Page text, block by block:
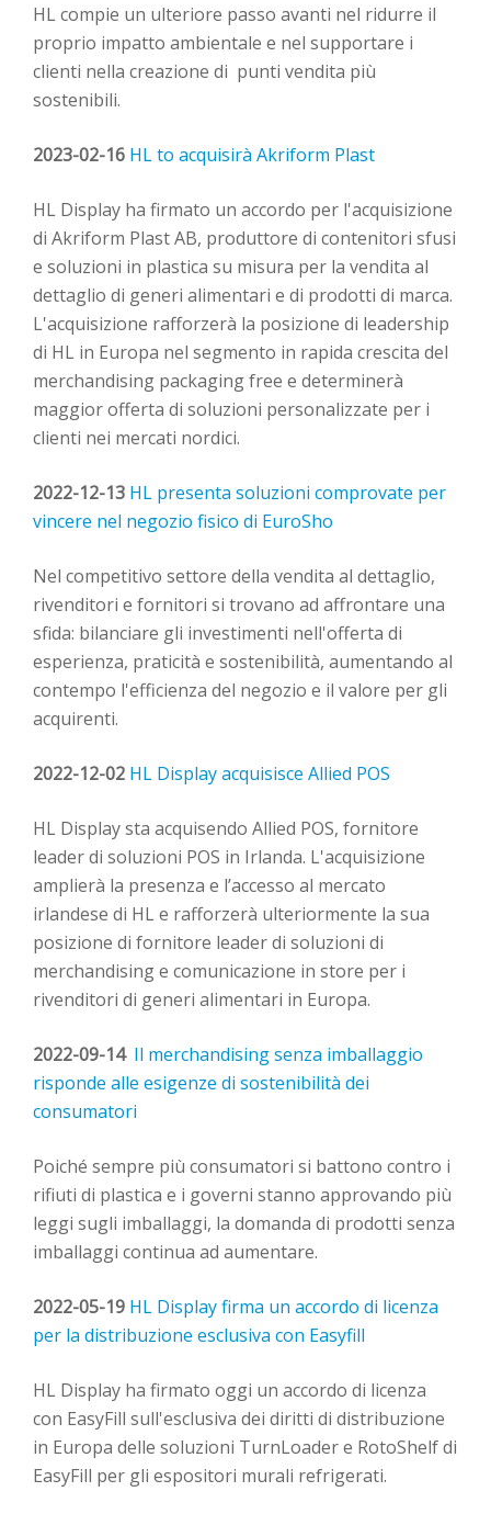
HL compie un ulteriore passo avanti nel ridurre il
proprio impatto ambientale e nel supportare i
clienti nella creazione di punti vendita più
sostenibili.
2023-02-16 HL to acquisirà Akriform Plast
HL Display ha firmato un accordo per l'acquisizione
di Akriform Plast AB, produttore di contenitori sfusi
e soluzioni in plastica su misura per la vendita al
dettaglio di generi alimentari e di prodotti di marca.
L'acquisizione rafforzerà la posizione di leadership
di HL in Europa nel segmento in rapida crescita del
merchandising packaging free e determinerà
maggiorofferta di soluzioni personalizzate per i
clienti nei mercati nordici.
2022-12-13 HL presenta soluzioni comprovate per
vincere nel negozio fisico di EuroSho
Nel competitivo settore della vendita al dettaglio,
rivenditori e fornitori si trovano ad affrontare una
sfida: bilanciare gli investimenti nell'offerta di
esperienza, praticità e sostenibilità, aumentando al
contempo l'efficienza del negozio e il valore per gli
acquirenti.
2022-12-02 HL Display acquisisce Allied POS
HL Display sta acquisendo Allied POS, fornitore
leader di soluzioni POS in Irlanda. L'acquisizione
amplierà la presenza e l’accesso al mercato
irlandese di HLe rafforzerà ulteriormente la sua
posizione di fornitore leader di soluzioni di
merchandising e comunicazione in store per i
rivenditori di generi alimentari in Europa.
2022-09-14 Il merchandising senza imballaggio
risponde alle esigenze di sostenibilità dei
consumatori
Poiché sempre più consumatori si battono contro i
rifiuti di plastica e i governi stanno approvando più
leggi sugli imballaggi, la domanda di prodotti senza
imballaggi continua ad aumentare.
2022-05-19 HL Display firma un accordo di licenza
per la distribuzione esclusiva con Easyfill
HL Display ha firmato oggi un accordo di licenza
con EasyFill sull'esclusiva dei diritti di distribuzione
in Europa delle soluzioni TurnLoader e RotoShelf di
EasyFill per gli espositori murali refrigerati.